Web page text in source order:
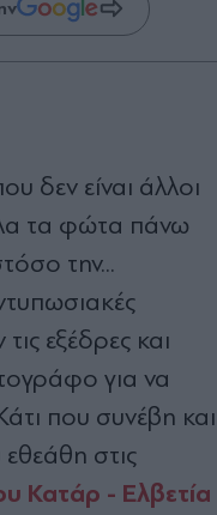
δεν είναι άλλοι
τα φώτα πάνω
την...
εξέδρες και
για να
που συνέβη και
στις
Κατάρ - Ελβετία